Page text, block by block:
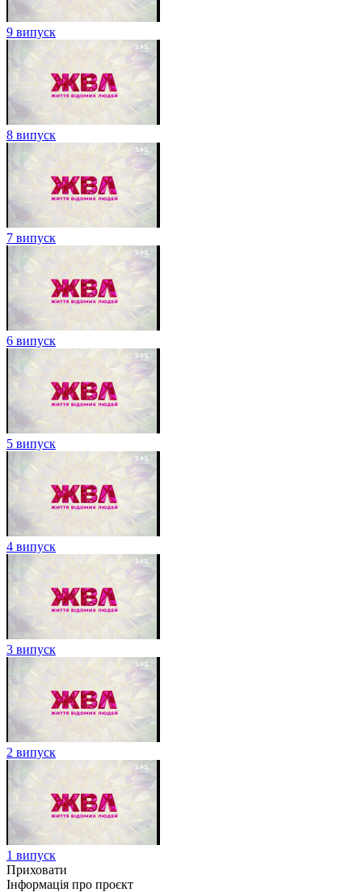
9 випуск
8 випуск
7 випуск
6 випуск
5 випуск
4 випуск
3 випуск
2 випуск
1 випуск
Приховати
Інформація про проєкт